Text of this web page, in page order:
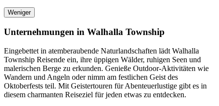
Weniger
Unternehmungen in Walhalla Township
Eingebettet in atemberaubende Naturlandschaften lädt Walhalla
Township Reisende ein, ihre üppigen Wälder, ruhigen Seen und
malerischen Berge zu erkunden. Genieße Outdoor-Aktivitäten wie
Wandern und Angeln oder nimm am festlichen Geist des
Oktoberfests teil. Mit Geistertouren für Abenteuerlustige gibt es in
diesem charmanten Reiseziel für jeden etwas zu entdecken.